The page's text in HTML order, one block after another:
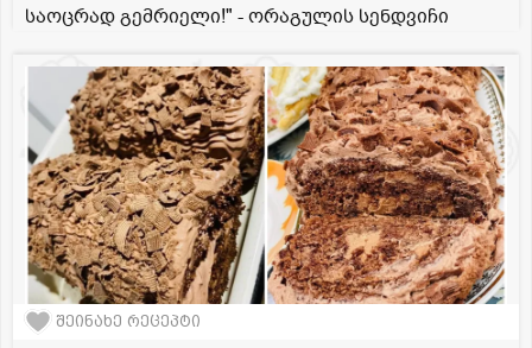
საოცრად გემრიელი!" - ორაგულის სენდვიჩი
შეინახე რეცეპტი